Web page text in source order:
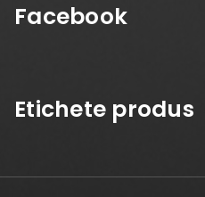
Facebook
Etichete produs